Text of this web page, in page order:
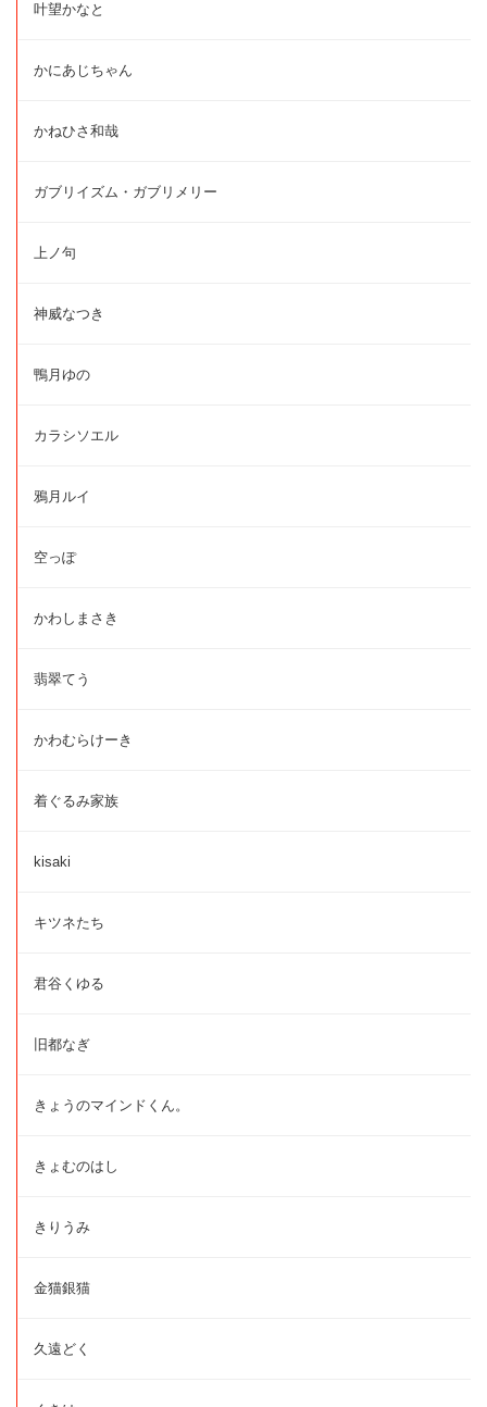
叶望かなと
かにあじちゃん
かねひさ和哉
ガブリイズム・ガブリメリー
上ノ句
神威なつき
鴨月ゆの
カラシソエル
鴉月ルイ
空っぽ
かわしまさき
翡翠てう
かわむらけーき
着ぐるみ家族
kisaki
キツネたち
君谷くゆる
旧都なぎ
きょうのマインドくん。
きょむのはし
きりうみ
金猫銀猫
久遠どく